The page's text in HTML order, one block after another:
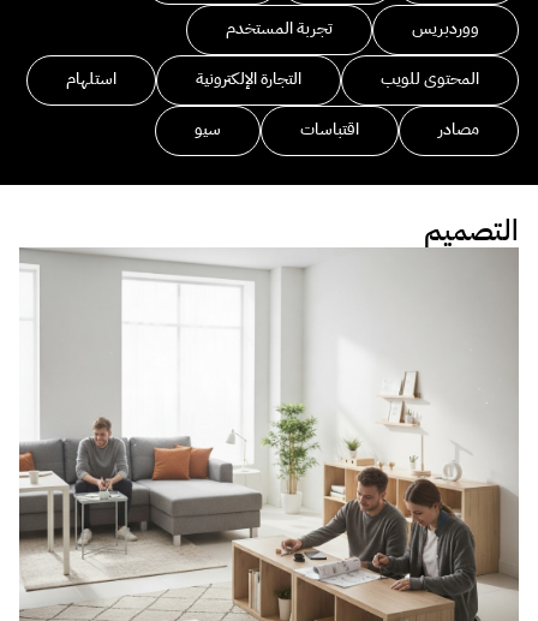
ووردبريس
تجربة المستخدم
المحتوى للويب
التجارة الإلكترونية
استلهام
مصادر
اقتباسات سيو
التصميم